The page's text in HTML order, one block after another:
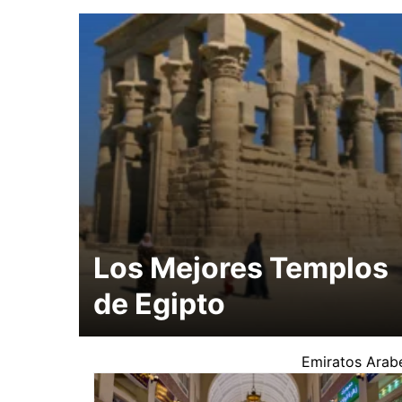
Los Mejores Templos
de Egipto
Emiratos